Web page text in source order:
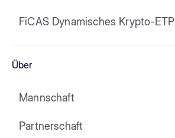
FiCAS Dynamisches Krypto-ETP
Über
Mannschaft
Partnerschaft